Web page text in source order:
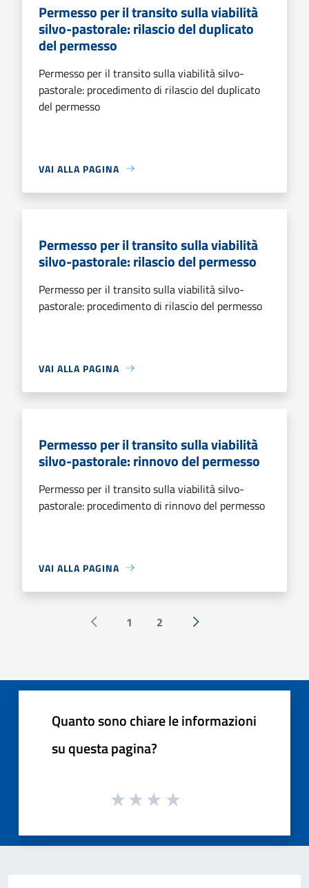
Permesso per il transito sulla viabilità
silvo-pastorale: rilascio del duplicato
del permesso
Permesso per il transito sulla viabilità silvo-
pastorale: procedimento di rilascio del duplicato
del permesso
VAI ALLA PAGINA
Permesso per il transito sulla viabilità
silvo-pastorale: rilascio del permesso
Permesso per il transito sulla viabilità silvo-
pastorale: procedimento di rilascio del permesso
VAI ALLA PAGINA
Permesso per il transito sulla viabilità
silvo-pastorale: rinnovo del permesso
Permesso per il transito sulla viabilità silvo-
pastorale: procedimento di rinnovo del permesso
VAI ALLA PAGINA
Pagina precedente
1 2 Successiva »
Quanto sono chiare le informazioni
su questa pagina?